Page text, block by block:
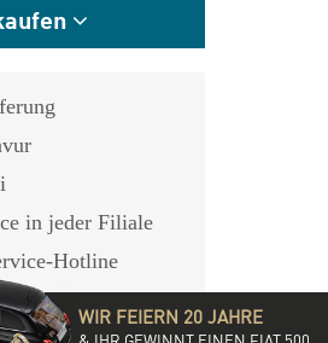
in jeder Filiale
Hotline
die
WIR FEIERN 20 JAHRE